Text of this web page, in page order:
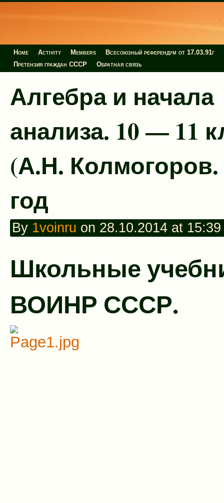
Home Activity Members Всесоюзный референдум от 17.03.91г
Претензия граждан СССР
Обратная связь
Алгебра и начала
анализа. 10 — 11
(А.Н. Колмогоров.
год
By 1voinru on 28.10.2014 at
Школьные
ВОИНР СССР.